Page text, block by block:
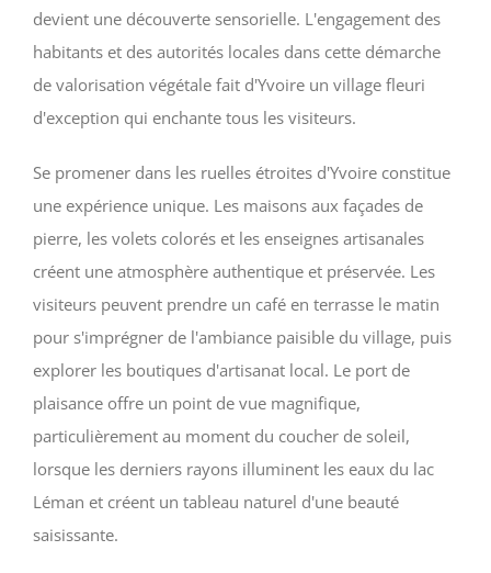
devient une découverte sensorielle. L'engagement des
habitants et des autorités locales dans cette démarche
de valorisation végétale fait d'Yvoire un village fleuri
d'exception qui enchante tous les visiteurs.
Se promener dans les ruelles étroites d'Yvoire constitue
une expérience unique. Les maisons aux façades de
pierre, les volets colorés et les enseignes artisanales
créent une atmosphère authentique et préservée. Les
visiteurs peuvent prendre un café en terrasse le matin
pour s'imprégner de l'ambiance paisible du village, puis
explorer les boutiques d'artisanat local. Le port de
plaisance offre un point de vue magnifique,
particulièrement au moment du coucher de soleil,
lorsque les derniers rayons illuminent les eaux du lac
Léman et créent un tableau naturel d'une beauté
saisissante.